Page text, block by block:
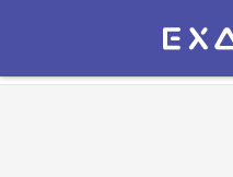
Экзамер — ЕГЭ